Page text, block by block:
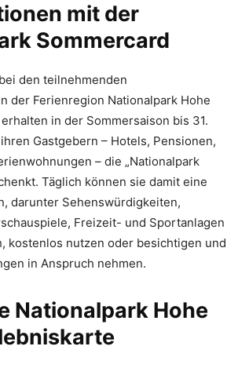
mit der
Sommercard
den teilnehmenden
der Ferienregion Nationalpark Hohe
in der Sommersaison bis 31.
Gastgebern – Hotels, Pensionen,
– die „Nationalpark
Täglich können sie damit eine
darunter Sehenswürdigkeiten,
Freizeit- und Sportanlagen
kostenlos nutzen oder besichtigen und
in Anspruch nehmen.
Nationalpark Hohe